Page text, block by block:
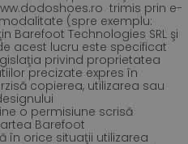
trimis prin e-
(spre exemplu:
Barefoot Technologies SRL şi
acest lucru este specificat
privind proprietatea
precizate expres în
copierea, utilizarea sau
o permisiune scrisă
Barefoot
în orice situaţii utilizarea